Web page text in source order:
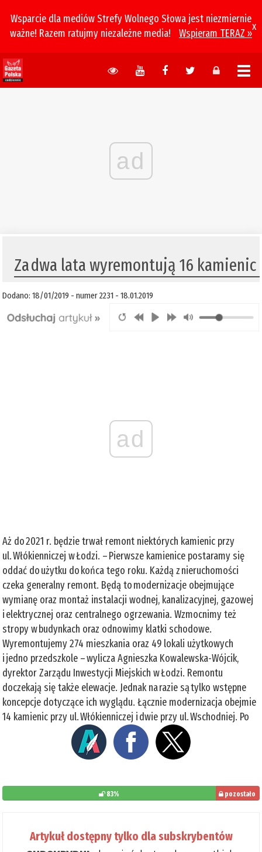
Wsparcie dla mediów Strefy Wolnego Słowa jest niezmiernie
ważne! Razem ratujmy niezależne media!
Wspieram TERAZ »
x
ad
Za dwa lata wyremontują 16 kamienic
Dodano: 18/01/2019 - numer 2231 - 18.01.2019
ad
Aż do 2021 r. będzie trwał remont niektórych kamienic przy
ul. Włókienniczej w Łodzi. – Pierwsze kamienice postaramy się
oddać do użytku do końca tego roku. Każdą z nieruchomości
czeka generalny remont. Będą to modernizacje obejmujące
wymianę oraz montaż instalacji wodnej, kanalizacyjnej, gazowej
i elektrycznej oraz centralnego ogrzewania. Wzmocnimy też
stropy w budynkach oraz odnowimy klatki schodowe.
Wyremontujemy 274 mieszkania oraz 49 lokali użytkowych
i jedno przedszkole – wylicza Agnieszka Kowalewska-Wójcik,
dyrektor Zarządu Inwestycji Miejskich w Łodzi. Remontu
doczekają się także elewacje. Jednak na razie są tylko wstępne
koncepcje dotyczące ich wyglądu. Łącznie modernizacja obejmie
14 kamienic przy ul. Włókienniczej i dwie przy ul. Wschodniej. Po
83%
pozostało
17%
Artykuł dostępny tylko dla subskrybentów